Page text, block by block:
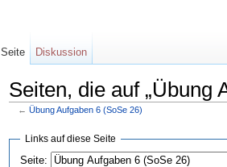
Seiten, die auf „Übung
← Übung Aufgaben 6 (SoSe 26)
Links auf diese Seite
Seite:
Seite Diskussion